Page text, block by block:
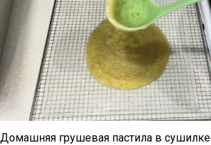
Домашняя грушевая пастила в сушилке